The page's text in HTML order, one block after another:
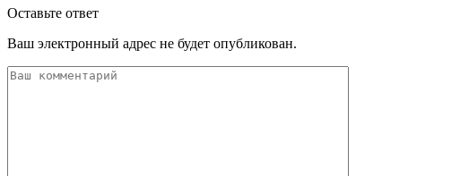
Оставьте ответ
Ваш электронный адрес не будет опубликован.